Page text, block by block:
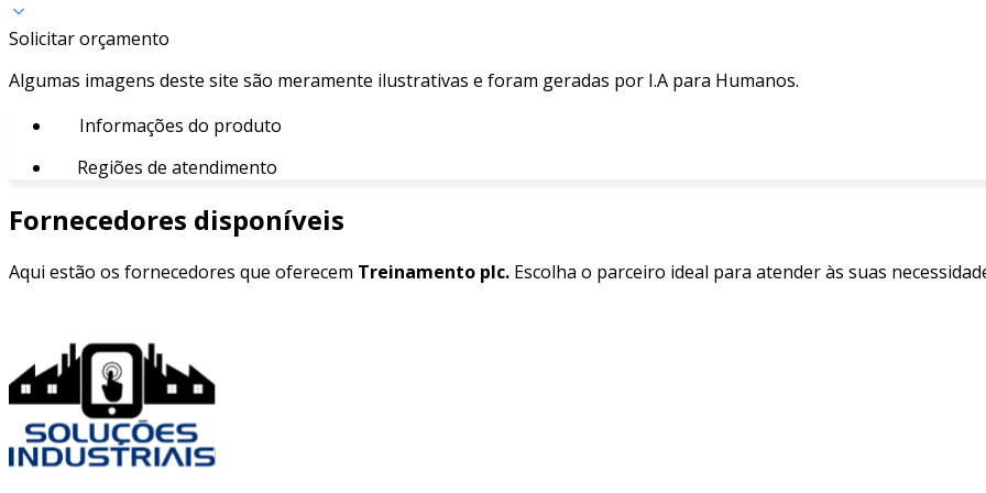
Solicitar orçamento
Algumas imagens deste site são meramente ilustrativas e foram geradas por I.A para Humanos.
Informações do produto
Regiões de atendimento
Fornecedores disponíveis
Aqui estão os fornecedores que oferecem Treinamento plc. Escolha o parceiro ideal para atender às suas